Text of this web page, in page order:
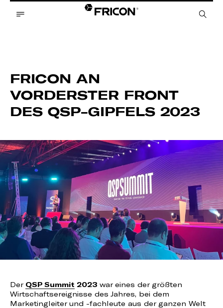
FRICON AN
VORDERSTER FRONT
DES QSP-GIPFELS 2023
Der QSP Summit 2023 war eines der größten
Wirtschaftsereignisse des Jahres, bei dem
Marketingleiter und -fachleute aus der ganzen Welt